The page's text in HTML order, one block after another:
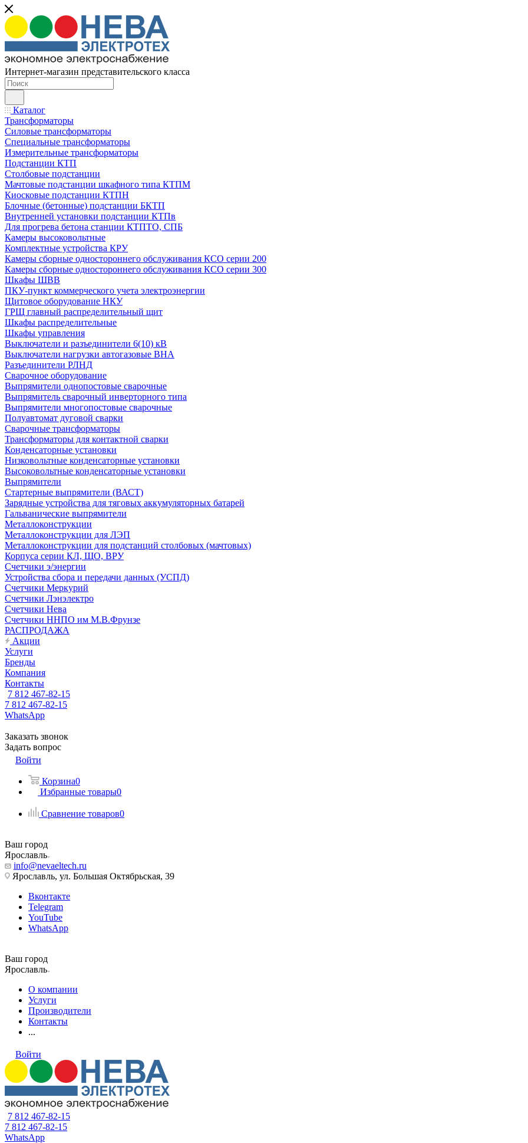
Интернет-магазин представительского класса
Каталог
Трансформаторы
Силовые трансформаторы
Специальные трансформаторы
Измерительные трансформаторы
Подстанции КТП
Столбовые подстанции
Мачтовые подстанции шкафного типа КТПМ
Киосковые подстанции КТПН
Блочные (бетонные) подстанции БКТП
Внутренней установки подстанции КТПв
Для прогрева бетона станции КТПТО, СПБ
Камеры высоковольтные
Комплектные устройства КРУ
Камеры сборные одностороннего обслуживания КСО серии 200
Камеры сборные одностороннего обслуживания КСО серии 300
Шкафы ШВВ
ПКУ-пункт коммерческого учета электроэнергии
Щитовое оборудование НКУ
ГРЩ главный распределительный щит
Шкафы распределительные
Шкафы управления
Выключатели и разъединители 6(10) кВ
Выключатели нагрузки автогазовые ВНА
Разъединители РЛНД
Сварочное оборудование
Выпрямители однопостовые сварочные
Выпрямитель сварочный инверторного типа
Выпрямители многопостовые сварочные
Полуавтомат дуговой сварки
Сварочные трансформаторы
Трансформаторы для контактной сварки
Конденсаторные установки
Низковольтные конденсаторные установки
Высоковольтные конденсаторные установки
Выпрямители
Стартерные выпрямители (ВАСТ)
Зарядные устройства для тяговых аккумуляторных батарей
Гальванические выпрямители
Металлоконструкции
Металлоконструкции для ЛЭП
Металлоконструкции для подстанций столбовых (мачтовых)
Корпуса серии КЛ, ЩО, ВРУ
Счетчики э/энергии
Устройства сбора и передачи данных (УСПД)
Счетчики Меркурий
Счетчики Лэнэлектро
Счетчики Нева
Счетчики ННПО им М.В.Фрунзе
РАСПРОДАЖА
Акции
Услуги
Бренды
Компания
Контакты
7 812 467-82-15
7 812 467-82-15
WhatsApp
Заказать звонок
Задать вопрос
Войти
Корзина0
Избранные товары0
Сравнение товаров0
Ваш город
Ярославль
info@nevaeltech.ru
Ярославль, ул. Большая Октябрьская, 39
Вконтакте
Telegram
YouTube
WhatsApp
Ваш город
Ярославль
О компании
Услуги
Производители
Контакты
...
Войти
7 812 467-82-15
7 812 467-82-15
WhatsApp